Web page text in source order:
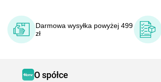
Darmowa wysyłka powyżej 499
zł
O spółce